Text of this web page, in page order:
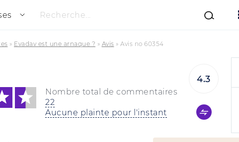
Recherche...
» Evadav est une arnaque ? » Avis » Avis no 60354
Nombre total de commentaires
22
Aucune plainte pour l'instant
4.3